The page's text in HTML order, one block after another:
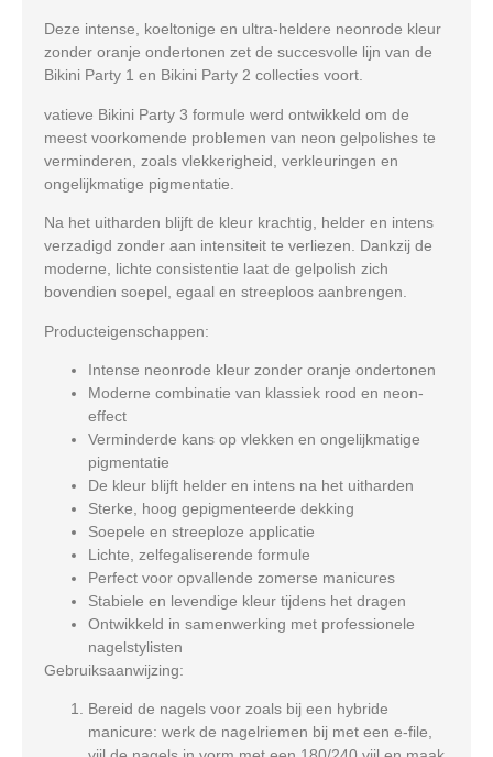
Deze intense, koeltonige en ultra-heldere neonrode kleur
zonder oranje ondertonen zet de succesvolle lijn van de
Bikini Party 1 en Bikini Party 2 collecties voort.
vatieve Bikini Party 3 formule werd ontwikkeld om de
meest voorkomende problemen van neon gelpolishes te
verminderen, zoals vlekkerigheid, verkleuringen en
ongelijkmatige pigmentatie.
Na het uitharden blijft de kleur krachtig, helder en intens
verzadigd zonder aan intensiteit te verliezen. Dankzij de
moderne, lichte consistentie laat de gelpolish zich
bovendien soepel, egaal en streeploos aanbrengen.
Producteigenschappen:
Intense neonrode kleur zonder oranje ondertonen
Moderne combinatie van klassiek rood en neon-
effect
Verminderde kans op vlekken en ongelijkmatige
pigmentatie
De kleur blijft helder en intens na het uitharden
Sterke, hoog gepigmenteerde dekking
Soepele en streeploze applicatie
Lichte, zelfegaliserende formule
Perfect voor opvallende zomerse manicures
Stabiele en levendige kleur tijdens het dragen
Ontwikkeld in samenwerking met professionele
nagelstylisten
Gebruiksaanwijzing:
Bereid de nagels voor zoals bij een hybride
manicure: werk de nagelriemen bij met een e-file,